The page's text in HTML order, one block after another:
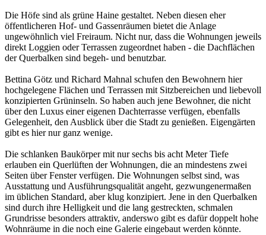
Die Höfe sind als grüne Haine gestaltet. Neben diesen eher
öffentlicheren Hof- und Gassenräumen bietet die Anlage
ungewöhnlich viel Freiraum. Nicht nur, dass die Wohnungen jeweils
direkt Loggien oder Terrassen zugeordnet haben - die Dachflächen
der Querbalken sind begeh- und benutzbar.
Bettina Götz und Richard Mahnal schufen den Bewohnern hier
hochgelegene Flächen und Terrassen mit Sitzbereichen und liebevoll
konzipierten Grüninseln. So haben auch jene Bewohner, die nicht
über den Luxus einer eigenen Dachterrasse verfügen, ebenfalls
Gelegenheit, den Ausblick über die Stadt zu genießen. Eigengärten
gibt es hier nur ganz wenige.
Die schlanken Baukörper mit nur sechs bis acht Meter Tiefe
erlauben ein Querlüften der Wohnungen, die an mindestens zwei
Seiten über Fenster verfügen. Die Wohnungen selbst sind, was
Ausstattung und Ausführungsqualität angeht, gezwungenermaßen
im üblichen Standard, aber klug konzipiert. Jene in den Querbalken
sind durch ihre Helligkeit und die lang gestreckten, schmalen
Grundrisse besonders attraktiv, anderswo gibt es dafür doppelt hohe
Wohnräume in die noch eine Galerie eingebaut werden könnte.